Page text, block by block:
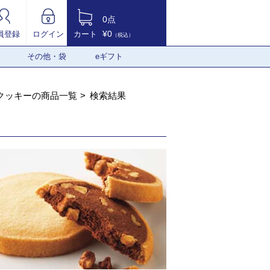
登録 ログイン カート
0点
¥0 （税込）
その他・袋 eギフト
ッキーの商品一覧 検索結果